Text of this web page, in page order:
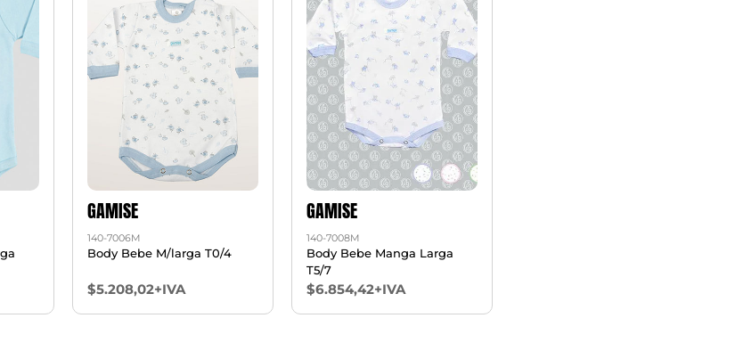
GAMISE
140-7006M
Body Bebe M/larga T0/4
$5.208,02+IVA
GAMISE
140-7008M
Body Bebe Manga Larga
T5/7
$6.854,42+IVA